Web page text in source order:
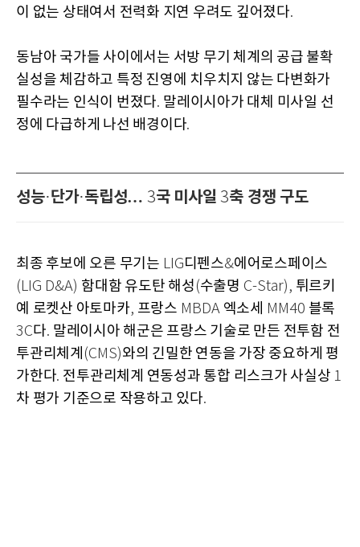
이 없는 상태여서 전력화 지연 우려도 깊어졌다.
동남아 국가들 사이에서는 서방 무기 체계의 공급 불확
실성을 체감하고 특정 진영에 치우치지 않는 다변화가
필수라는 인식이 번졌다. 말레이시아가 대체 미사일 선
정에 다급하게 나선 배경이다.
성능·단가·독립성… 3국 미사일 3축 경쟁 구도
최종 후보에 오른 무기는 LIG디펜스&에어로스페이스
(LIG D&A) 함대함 유도탄 해성 (수출명 C-Star), 튀르키
예 로켓산 아토마카, 프랑스 MBDA 엑소세 MM40 블록
3C다. 말레이시아 해군은 프랑스 기술로 만든 전투함 전
투관리체계 (CMS)와의 긴밀한 연동을 가장 중요하게 평
가한다. 전투관리체계 연동성과 통합 리스크가 사실상 1
차 평가 기준으로 작용하고 있다.